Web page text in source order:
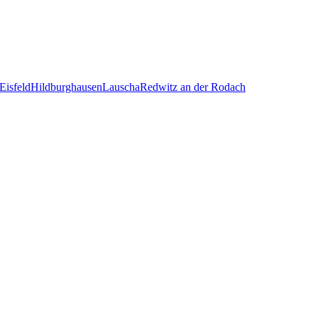
EisfeldHildburghausenLauschaRedwitz an der Rodach